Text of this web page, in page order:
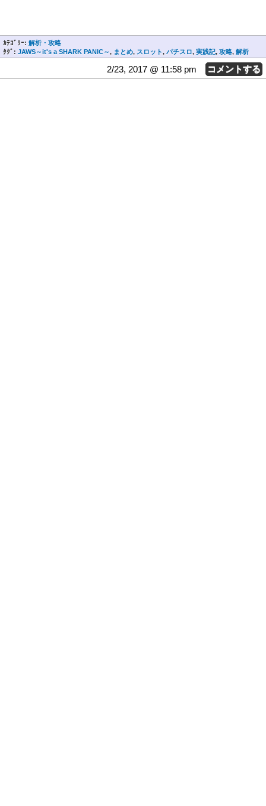
ｶﾃｺﾞﾘｰ: 解析・攻略
ﾀｸﾞ: JAWS～it's a SHARK PANIC～, まとめ, スロット, パチスロ, 実践記, 攻略, 解析
2/23, 2017 @ 11:58 pm コメントする